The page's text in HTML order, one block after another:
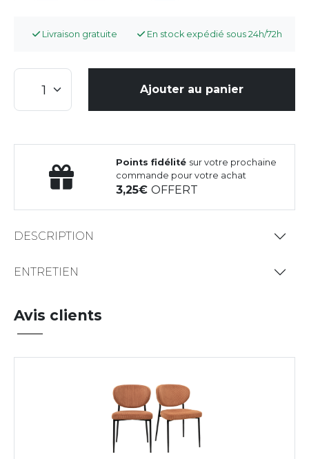
Livraison gratuite En stock expédié sous 24h/72h
Ajouter au panier
Points fidélité sur votre prochaine
commande pour votre achat
3,25OFFERT
DESCRIPTION
ENTRETIEN
Avis clients